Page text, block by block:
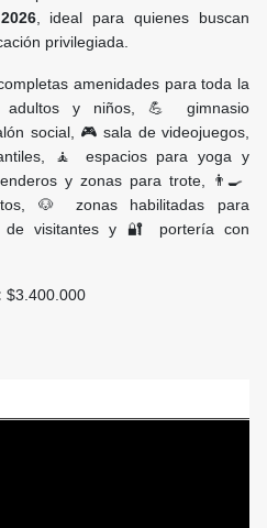
2026, ideal para quienes buscan
privilegiada.
amenidades para toda la
y niños, 💪 gimnasio
social, 🎮 sala de videojuegos,
🧘 espacios para yoga y
y zonas para trote, 👨‍🍳
🐶 zonas habilitadas para
de visitantes y 🔐 portería con
$3.400.000